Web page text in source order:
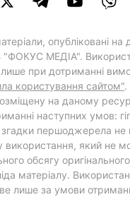
опубліковані
МЕДІА".
при дотриманні
користування сайтом".
на даному
наступних умов:
згадки першоджерела
використання, який не
обсягу
матеріалу.
лише за умови